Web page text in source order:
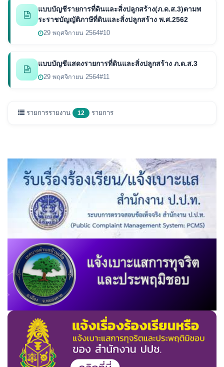
แบบบัญชีรายการที่ดินและสิ่งปลูกสร้าง(ภ.ด.ส.3)ตามพ
ระราชบัญญัติภาษีที่ดินและสิ่งปลูกสร้าง พ.ศ.2562
29 พฤศจิกายน 2564#10
แบบบัญชีแสดงรายการที่ดินและสิ่งปลูกสร้าง ภ.ด.ส.3
29 พฤศจิกายน 2564#11
รายการรายงาน 12 รายการ